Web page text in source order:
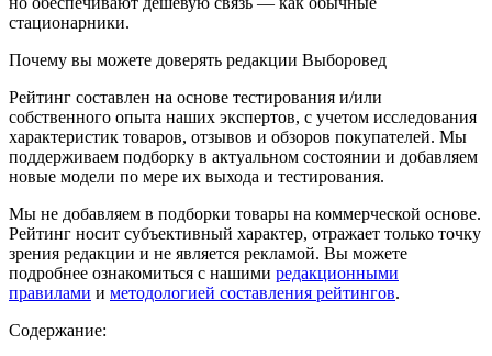
стационарники.
Почему вы можете доверять редакции Выборовед
Рейтинг составлен на основе тестирования и/или
собственного опыта наших экспертов, с учетом исследования
характеристик товаров, отзывов и обзоров покупателей. Мы
поддерживаем подборку в актуальном состоянии и добавляем
новые модели по мере их выхода и тестирования.
Мы не добавляем в подборки товары на коммерческой основе.
Рейтинг носит субъективный характер, отражает только точку
зрения редакции и не является рекламой. Вы можете
подробнее ознакомиться с нашими редакционными
правилами и методологией составления рейтингов.
Содержание: